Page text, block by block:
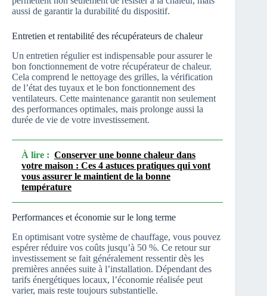
aussi de garantir la durabilité du dispositif.
Entretien et rentabilité des récupérateurs de chaleur
Un entretien régulier est indispensable pour assurer le
bon fonctionnement de votre récupérateur de chaleur.
Cela comprend le nettoyage des grilles, la vérification
de l’état des tuyaux et le bon fonctionnement des
ventilateurs. Cette maintenance garantit non seulement
des performances optimales, mais prolonge aussi la
durée de vie de votre investissement.
À lire : Conserver une bonne chaleur dans
votre maison : Ces 4 astuces pratiques qui vont
vous assurer le maintient de la bonne
température
Performances et économie sur le long terme
En optimisant votre système de chauffage, vous pouvez
espérer réduire vos coûts jusqu’à 50 %. Ce retour sur
investissement se fait généralement ressentir dès les
premières années suite à l’installation. Dépendant des
tarifs énergétiques locaux, l’économie réalisée peut
varier, mais reste toujours substantielle.